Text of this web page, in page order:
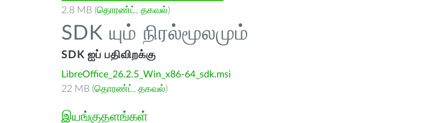
2.8 MB (தொரண்ட் , தகவல்)
SDK யும் நிரல்மூலமும்
SDK ஐப் பதிவிறக்கு
LibreOffice_26.2.5_Win_x86-64_sdk.msi
22 MB (தொரண்ட் , தகவல்)
இயங்குதளங்கள்